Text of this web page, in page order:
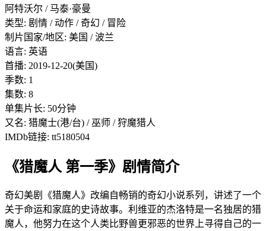
阿特沃尔 / 马泰·豪曼
类型: 剧情 / 动作 / 奇幻 / 冒险
制片国家/地区: 美国 / 波兰
语言: 英语
首播: 2019-12-20(美国)
季数: 1
集数: 8
单集片长: 50分钟
又名: 猎魔士(港/台) / 巫师 / 狩魔猎人
IMDb链接: tt5180504
《猎魔人 第一季》剧情简介
奇幻美剧《猎魔人》改编自畅销的奇幻小说系列，讲述了一个
关于命运和家庭的史诗故事。利维亚的杰洛特是一名独居的猎
魔人，他努力在这个人类比野兽更邪恶的世界上寻得自己的一